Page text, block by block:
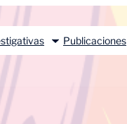
Publicaciones